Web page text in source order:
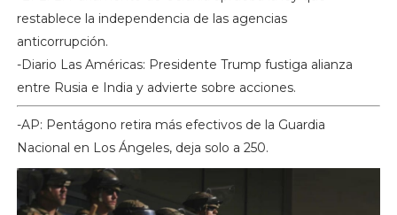
restablece la independencia de las agencias
anticorrupción.
-Diario Las Américas: Presidente Trump fustiga alianza
entre Rusia e India y advierte sobre acciones.
-AP: Pentágono retira más efectivos de la Guardia
Nacional en Los Ángeles, deja solo a 250.